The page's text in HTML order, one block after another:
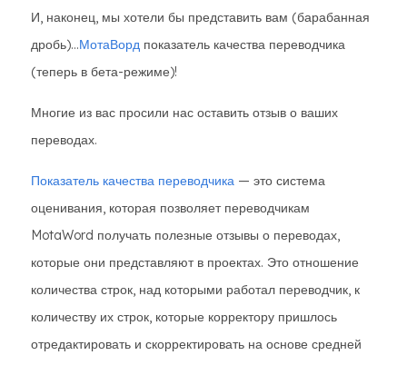
И, наконец, мы хотели бы представить вам (барабанная
дробь)...МотаВорд показатель качества переводчика
(теперь в бета-режиме)!
Многие из вас просили нас оставить отзыв о ваших
переводах.
Показатель качества переводчика — это система
оценивания, которая позволяет переводчикам
MotaWord получать полезные отзывы о переводах,
которые они представляют в проектах. Это отношение
количества строк, над которыми работал переводчик, к
количеству их строк, которые корректору пришлось
отредактировать и скорректировать на основе средней